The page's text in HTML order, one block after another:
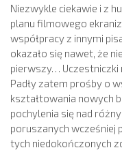
Niezwykle ciekawie i z
planu filmowego
współpracy z innymi
okazało się nawet, że
pierwszy… Uczestniczki
Padły zatem prośby o
kształtowania nowych
pochylenia się nad
poruszanych wcześniej
tych niedokończonych